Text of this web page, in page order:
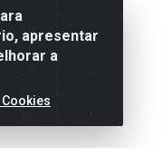
apresentar
a